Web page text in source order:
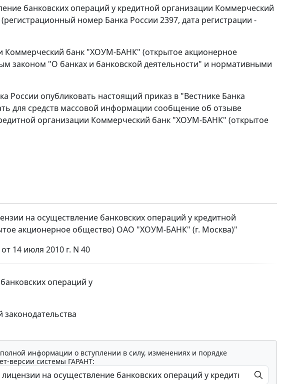
банковских операций у кредитной организации Коммерческий
номер Банка России 2397, дата регистрации -
Коммерческий банк "ХОУМ-БАНК" (открытое акционерное
законом "О банках и банковской деятельности" и нормативными
России опубликовать настоящий приказ в "Вестнике Банка
для средств массовой информации сообщение об отзыве
организации Коммерческий банк "ХОУМ-БАНК" (открытое
на осуществление банковских операций у кредитной
акционерное общество) ОАО "ХОУМ-БАНК" (г. Москва)"
14 июля 2010 г. N 40
операций у
информации о вступлении в силу, изменениях и порядке
версии системы ГАРАНТ: